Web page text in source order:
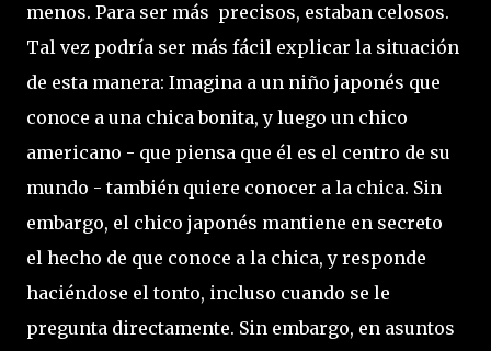
menos. Para ser más precisos, estaban celosos.
Tal vez podría ser más fácil explicar la situación
de esta manera: Imagina a un niño japonés que
conoce a una chica bonita, y luego un chico
americano - que piensa que él es el centro de su
mundo - también quiere conocer a la chica. Sin
embargo, el chico japonés mantiene en secreto
el hecho de que conoce a la chica, y responde
haciéndose el tonto, incluso cuando se le
pregunta directamente. Sin embargo, en asuntos